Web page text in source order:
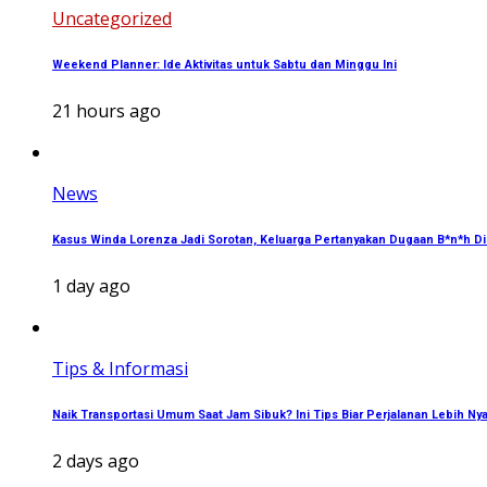
Uncategorized
Weekend Planner: Ide Aktivitas untuk Sabtu dan Minggu Ini
21 hours ago
News
Kasus Winda Lorenza Jadi Sorotan, Keluarga Pertanyakan Dugaan B*n*h
1 day ago
Tips & Informasi
Naik Transportasi Umum Saat Jam Sibuk? Ini Tips Biar Perjalanan Lebih
2 days ago